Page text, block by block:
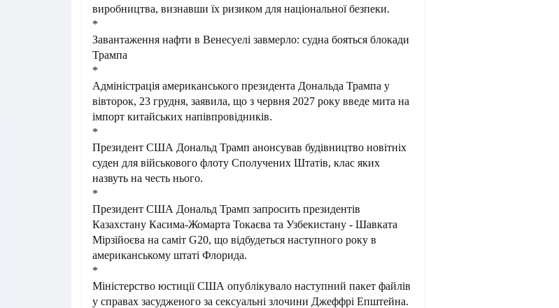
виробництва, визнавши їх ризиком для національної безпеки.
*
Завантаження нафти в Венесуелі завмерло: судна бояться блокади
Трампа
*
Адміністрація американського президента Дональда Трампа у
вівторок, 23 грудня, заявила, що з червня 2027 року введе мита на
імпорт китайських напівпровідників.
*
Президент США Дональд Трамп анонсував будівництво новітніх
суден для військового флоту Сполучених Штатів, клас яких
назвуть на честь нього.
*
Президент США Дональд Трамп запросить президентів
Казахстану Касима-Жомарта Токаєва та Узбекистану - Шавката
Мірзійоєва на саміт G20, що відбудеться наступного року в
американському штаті Флорида.
*
Міністерство юстиції США опублікувало наступний пакет файлів
у справах засудженого за сексуальні злочини Джеффрі Епштейна.